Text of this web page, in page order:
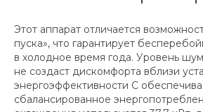
Этот аппарат отличается
пуска», что гарантирует
в холодное время года. Уровень
не создаст дискомфорта вблизи
энергоэффективности C
сбалансированное